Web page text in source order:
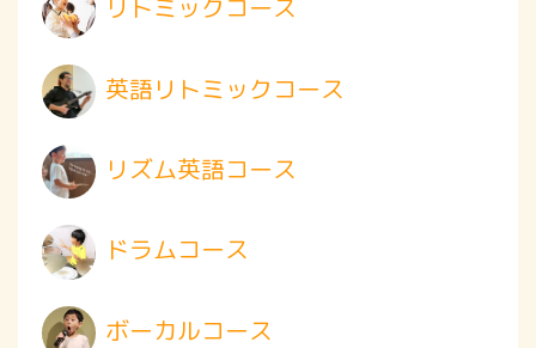
リトミックコース
英語リトミックコース
リズム英語コース
ドラムコース
ボーカルコース